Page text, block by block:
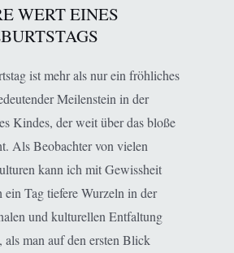
WERT EINES
ist mehr als nur ein fröhliches
Meilenstein in der
Kindes, der weit über das bloße
Als Beobachter von vielen
kann ich mit Gewissheit
ein Tag tiefere Wurzeln in der
und kulturellen Entfaltung
als man auf den ersten Blick